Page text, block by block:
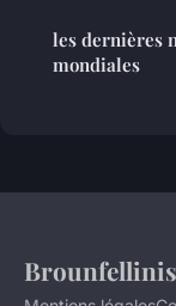
les dernières
mondiales
Brounfellinis